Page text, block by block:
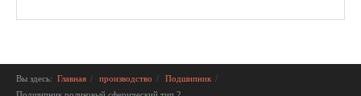
Вы здесь: Главная производство
Подшипник